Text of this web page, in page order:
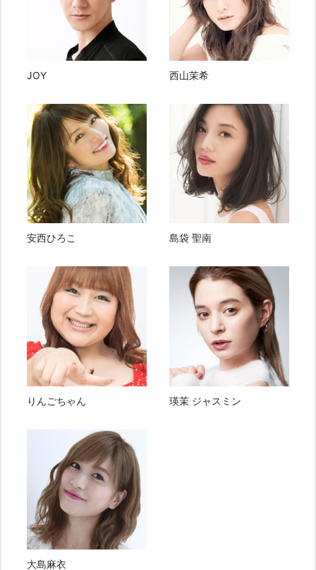
JOY 西山茉希
安西ひろこ 島袋 聖南
りんごちゃん 瑛茉 ジャスミン
大島麻衣